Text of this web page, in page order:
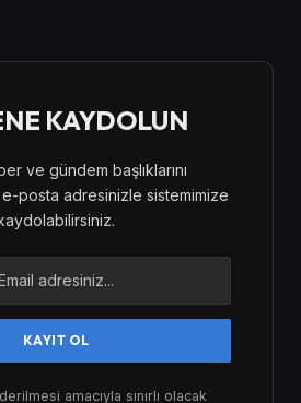
KAYDOLUN
ve gündem başlıklarını
e-posta adresinizle sistemimize
amacıyla sınırlı olacak